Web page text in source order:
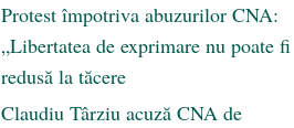
Protest împotriva abuzurilor CNA:
„Libertatea de exprimare nu poate fi
redusă la tăcere
Claudiu Târziu acuză CNA de